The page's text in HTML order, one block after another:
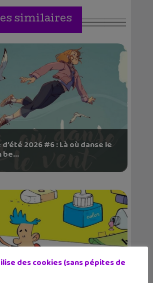
similaires
2026 #6 : Là où danse le
be...
des cookies (sans pépites de